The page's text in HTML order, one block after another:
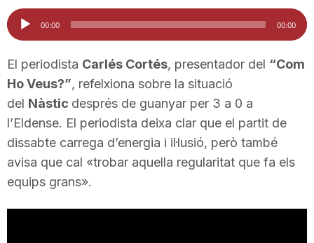
t
a
t
Reproductor
d'àudio
00:00 00:00
El periodista Carlés Cortés, presentador del “Com
Ho Veus?”, refelxiona sobre la situació
del Nàstic després de guanyar per 3 a 0 a
l’Eldense. El periodista deixa clar que el partit de
dissabte carrega d’energia i il·lusió, però també
avisa que cal «trobar aquella regularitat que fa els
equips grans».